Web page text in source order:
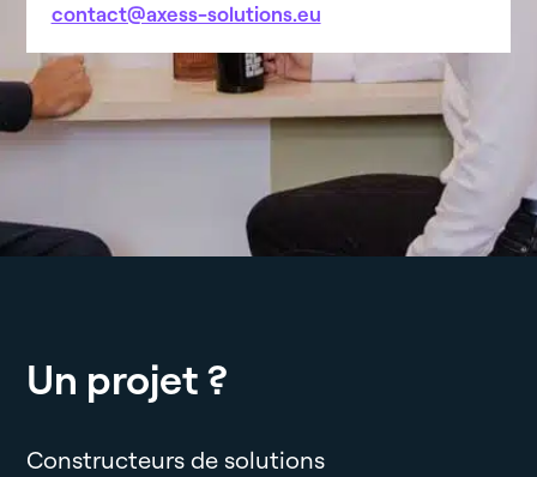
contact@axess-solutions.eu
Un projet ?
Constructeurs de solutions